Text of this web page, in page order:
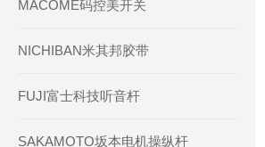
MACOME码控美开关
NICHIBAN米其邦胶带
FUJI富士科技听音杆
SAKAMOTO坂本电机操纵杆